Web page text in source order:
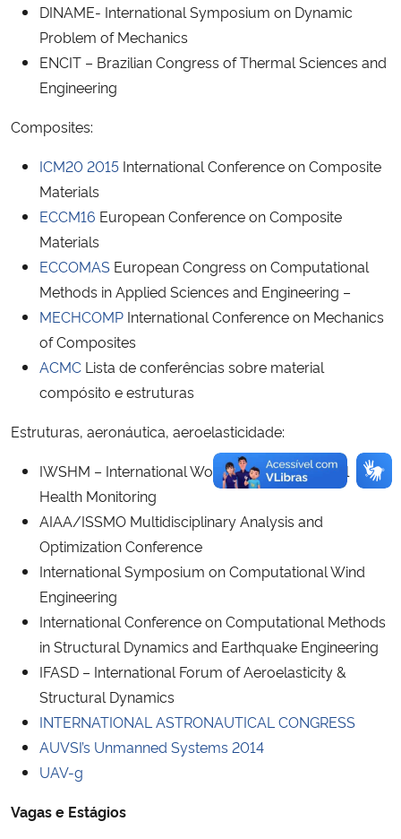
Banco Central do Brasil
Planalto
DINAME- International Symposium on Dynamic
Problem of Mechanics
ENCIT – Brazilian Congress of Thermal Sciences and
Engineering
Composites:
ICM20 2015 International Conference on Composite
Materials
ECCM16 European Conference on Composite
Materials
ECCOMAS European Congress on Computational
Methods in Applied Sciences and Engineering –
MECHCOMP International Conference on Mechanics
of Composites
ACMC Lista de conferências sobre material
compósito e estruturas
Estruturas, aeronáutica, aeroelasticidade:
IWSHM – International Workshop on Structural
Health Monitoring
AIAA/ISSMO Multidisciplinary Analysis and
Optimization Conference
International Symposium on Computational Wind
Engineering
International Conference on Computational Methods
in Structural Dynamics and Earthquake Engineering
IFASD – International Forum of Aeroelasticity &
Structural Dynamics
INTERNATIONAL ASTRONAUTICAL CONGRESS
AUVSI’s Unmanned Systems 2014
UAV-g
Vagas e Estágios